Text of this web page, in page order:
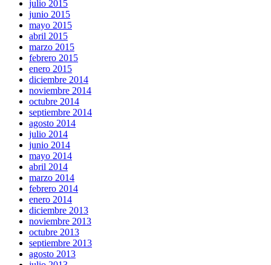
julio 2015
junio 2015
mayo 2015
abril 2015
marzo 2015
febrero 2015
enero 2015
diciembre 2014
noviembre 2014
octubre 2014
septiembre 2014
agosto 2014
julio 2014
junio 2014
mayo 2014
abril 2014
marzo 2014
febrero 2014
enero 2014
diciembre 2013
noviembre 2013
octubre 2013
septiembre 2013
agosto 2013